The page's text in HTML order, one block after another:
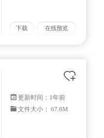
下载 在线预览
更新时间： 1年前
文件大小： 67.6M